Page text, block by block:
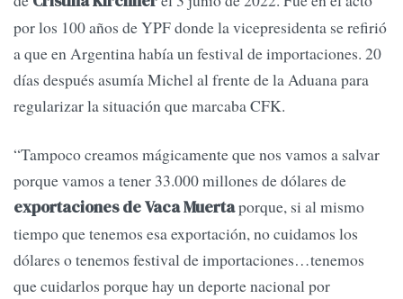
por los 100 años de YPF donde la vicepresidenta se refirió
a que en Argentina había un festival de importaciones. 20
días después asumía Michel al frente de la Aduana para
regularizar la situación que marcaba CFK.
“Tampoco creamos mágicamente que nos vamos a salvar
porque vamos a tener 33.000 millones de dólares de
exportaciones de Vaca Muertaporque, si al mismo
tiempo que tenemos esa exportación, no cuidamos los
dólares o tenemos festival de importaciones…tenemos
que cuidarlos porque hay un deporte nacional por